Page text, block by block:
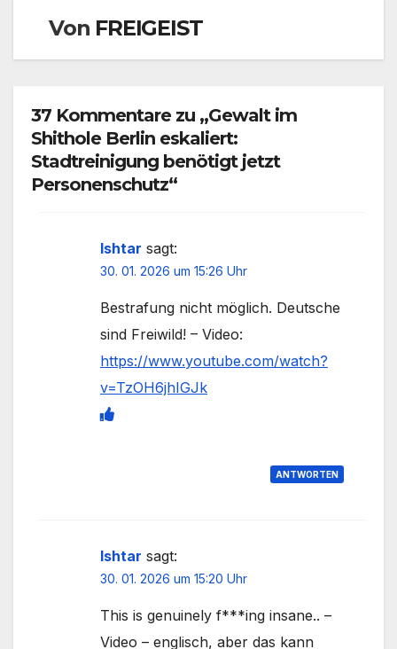
Von FREIGEIST
37 Kommentare zu „Gewalt im
Shithole Berlin eskaliert:
Stadtreinigung benötigt jetzt
Personenschutz“
Ishtar sagt:
30. 01. 2026 um 15:26 Uhr
Bestrafung nicht möglich. Deutsche
sind Freiwild! – Video:
https://www.youtube.com/watch?
v=TzOH6jhIGJk
ANTWORTEN
Ishtar sagt:
30. 01. 2026 um 15:20 Uhr
This is genuinely f***ing insane.. –
Video – englisch, aber das kann